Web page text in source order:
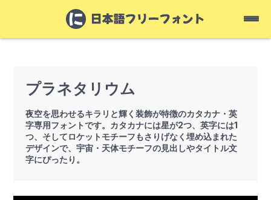
プラネタリウム
夜空を思わせるキラリと輝く装飾が特徴のカタカナ・英
字専用フォントです。カタカナには星が2つ、英字には1
つ、そしてロケットモチーフもさりげなく埋め込まれた
デザインで、宇宙・天体モチーフの見出しやタイトル文
字にぴったり。